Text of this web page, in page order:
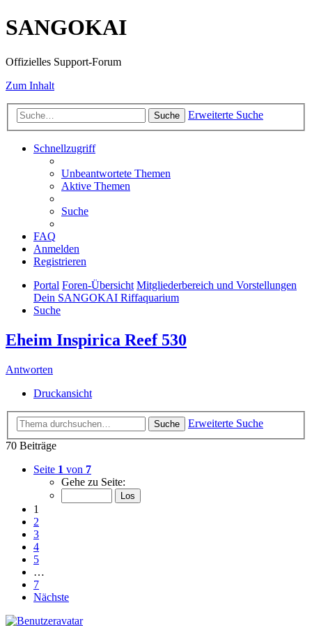
SANGOKAI
Offizielles Support-Forum
Zum Inhalt
Suche Erweiterte Suche
Schnellzugriff
Unbeantwortete Themen
Aktive Themen
Suche
FAQ
Anmelden
Registrieren
Portal Foren-Übersicht Mitgliederbereich und Vorstellungen
Dein SANGOKAI Riffaquarium
Suche
Eheim Inspirica Reef 530
Antworten
Druckansicht
Suche
Erweiterte Suche
70 Beiträge
Seite 1 von 7
Gehe zu Seite:
1
2
3
4
5
…
7
Nächste